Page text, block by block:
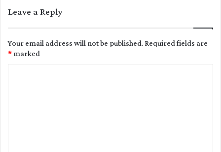
Leave a Reply
Your email address will not be published.Required fields are
marked
*